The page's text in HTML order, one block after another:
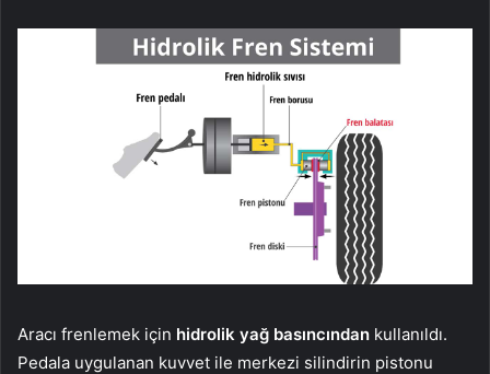
Aracı frenlemek için hidrolik yağ basıncından kullanıldı.
Pedala uygulanan kuvvet ile merkezi silindirin pistonu